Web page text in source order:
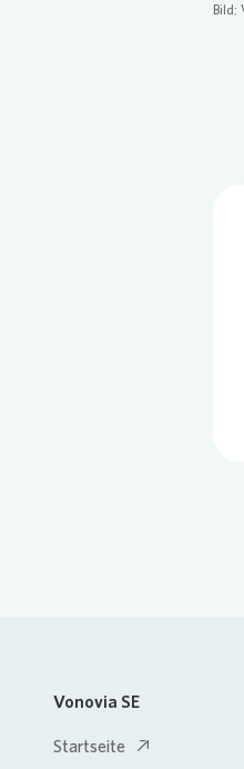
Bild:
Vonovia SE
Startseite